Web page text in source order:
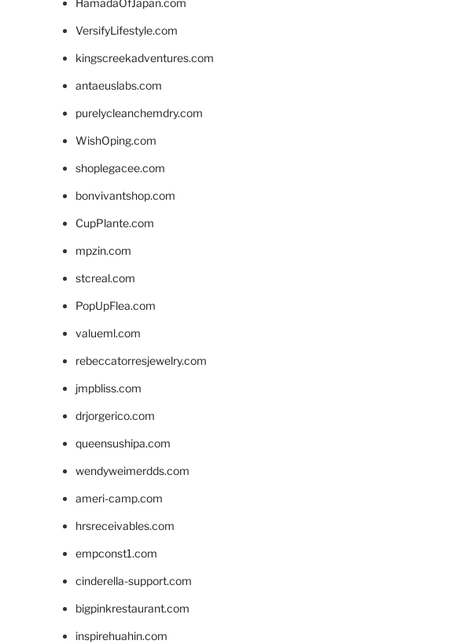
HamadaOfJapan.com
VersifyLifestyle.com
kingscreekadventures.com
antaeuslabs.com
purelycleanchemdry.com
WishOping.com
shoplegacee.com
bonvivantshop.com
CupPlante.com
mpzin.com
stcreal.com
PopUpFlea.com
valueml.com
rebeccatorresjewelry.com
jmpbliss.com
drjorgerico.com
queensushipa.com
wendyweimerdds.com
ameri-camp.com
hrsreceivables.com
empconst1.com
cinderella-support.com
bigpinkrestaurant.com
inspirehuahin.com